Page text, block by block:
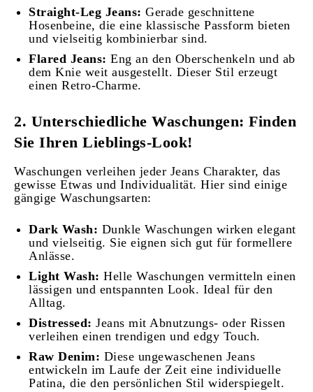
Straight-Leg Jeans: Gerade geschnittene
Hosenbeine, die eine klassische Passform bieten
und vielseitig kombinierbar sind.
Flared Jeans: Eng an den Oberschenkeln und ab
dem Knie weit ausgestellt. Dieser Stil erzeugt
einen Retro-Charme.
2. Unterschiedliche Waschungen: Finden
Sie Ihren Lieblings-Look!
Waschungen verleihen jeder Jeans Charakter, das
gewisse Etwas und Individualität. Hier sind einige
gängige Waschungsarten:
Dark Wash: Dunkle Waschungen wirken elegant
und vielseitig. Sie eignen sich gut für formellere
Anlässe.
Light Wash: Helle Waschungen vermitteln einen
lässigen und entspannten Look. Ideal für den
Alltag.
Distressed: Jeans mit Abnutzungs- oder Rissen
verleihen einen trendigen und edgy Touch.
Raw Denim: Diese ungewaschenen Jeans
entwickeln im Laufe der Zeit eine individuelle
Patina, die den persönlichen Stil widerspiegelt.